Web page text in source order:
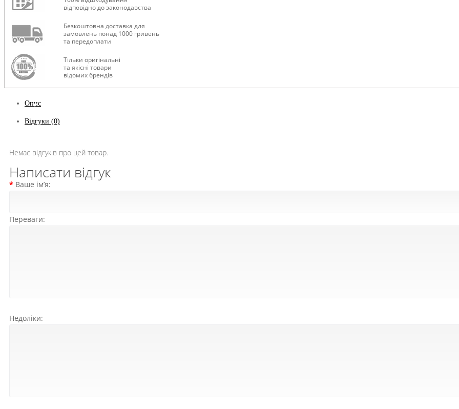
відповідно до законодавства
Безкоштовна доставка для
замовлень понад 1000 гривень
та передоплати
Тільки оригінальні
та якісні товари
відомих брендів
Опис
Відгуки (0)
Немає відгуків про цей товар.
Написати відгук
Ваше ім’я:
Переваги:
Недоліки: